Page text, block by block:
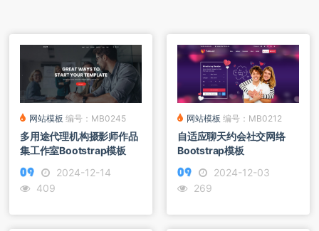
网站模板 编号：MB0245
多用途代理机构摄影师作品
集工作室Bootstrap模板
2024-12-14
409
网站模板 编号：MB0212
自适应聊天约会社交网络
Bootstrap模板
2024-12-03
269